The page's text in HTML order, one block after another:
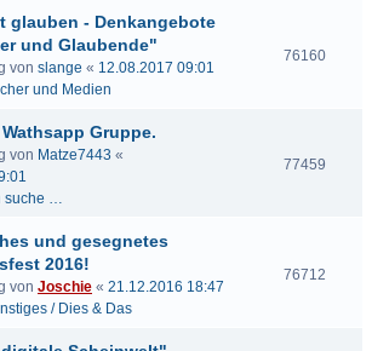
glauben - Denkangebote
und Glaubende"
von slange « 12.08.2017 09:01
und Medien
76160
Gruppe.
von Matze7443 «
suche …
77459
und gesegnetes
2016!
von Joschie « 21.12.2016 18:47
/ Dies & Das
76712